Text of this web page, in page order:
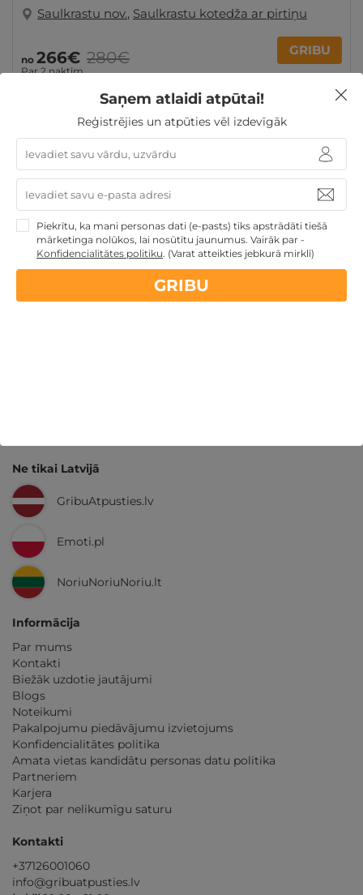
Saulkrastu nov., Saulkrastu kotedža ar pirtiņu
no 266€
Par 2 naktīm
280€ GRIBU
Atpūta pie jūras Romantiska atpūta pārim
Dāvanas
Atpūta diviem
Ģimenes
atpūta
Nekādasapkalpošanas un administrācijasmaksas
Ne tikai Latvijā
GribuAtpusties.lv
Emoti.pl
NoriuNoriuNoriu.lt
Informācija
Par mums
Kontakti
Biežāk uzdotie jautājumi
Blogs
Noteikumi
Pakalpojumu piedāvājumu izvietojums
Konfidencialitātes politika
Amata vietas kandidātu personas datu politika
Partneriem
Karjera
Ziņot par nelikumīgu saturu
Kontakti
+37126001060
info@gribuatpusties.lv
Saņem atlaidi atpūtai!
Reģistrējies un atpūties vēl izdevīgāk
Piekrītu, ka mani personas dati (e-pasts) tiks apstrādāti tiešā
mārketinga nolūkos, lai nosūtītu jaunumus. Vairāk par -
Konfidencialitātes politiku. (Varat atteikties jebkurā mirklī)
GRIBU